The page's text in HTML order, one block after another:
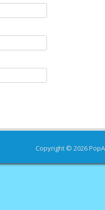
Copyright © 2026